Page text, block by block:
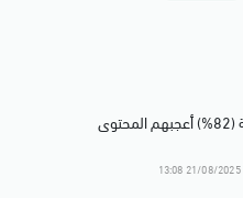
21/08/2025 13:08